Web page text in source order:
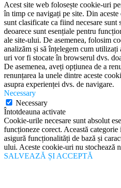
Acest site web folosește cookie-uri
în timp ce navigați pe site. Din
sunt clasificate ca fiind necesare sunt
deoarece sunt esențiale pentru
ale site-ului. De asemenea, folosim
analizăm și să înțelegem cum utilizați
uri vor fi stocate în browserul dvs.
De asemenea, aveți opțiunea de a
renunțarea la unele dintre aceste
asupra experienței dvs. de navigare.
Necessary
Necessary
Întotdeauna activate
Cookie-urile necesare sunt absolut
funcționeze corect. Această
asigură funcționalități de bază și
ului. Aceste cookie-uri nu stochează
SALVEAZĂ ȘI ACCEPTĂ